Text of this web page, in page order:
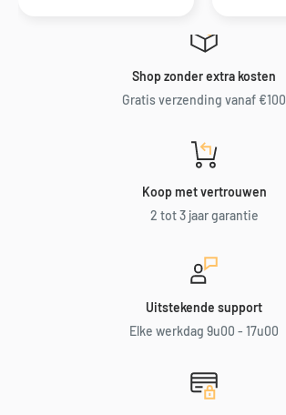
Shop zonder extra kosten
Gratis verzending vanaf €100
Koop met vertrouwen
2 tot 3 jaar garantie
Uitstekende support
Elke werkdag 9u00 - 17u00